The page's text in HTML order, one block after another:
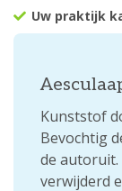
Uw praktijk
Kunststof
Bevochtig
de
verwijderd